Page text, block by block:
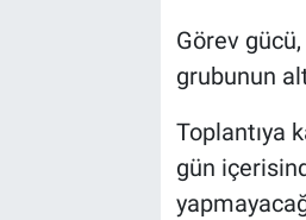
Görev
grubunun
Toplantıya
gün